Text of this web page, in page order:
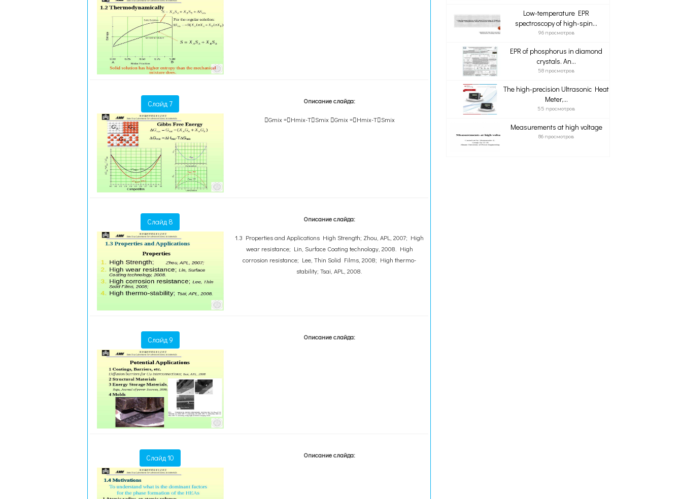
Слайд 7 Описание слайда:
Gmix =Hmix-TSmix Gmix =Hmix-TSmix
Слайд 8 Описание слайда:
1.3 Properties and Applications High Strength; Zhou, APL, 2007; High
wear resistance; Lin, Surface Coating technology, 2008. High
corrosion resistance; Lee, Thin Solid Films, 2008; High thermo-
stability; Tsai, APL, 2008.
Слайд 9 Описание слайда:
Слайд 10 Описание слайда:
Low-temperature EPR
spectroscopy of high-spin...
96 просмотров
EPR of phosphorus in diamond
crystals. An...
58 просмотров
The high-precision Ultrasonic Heat
Meter,...
55 просмотров
Measurements at high voltage
86 просмотров